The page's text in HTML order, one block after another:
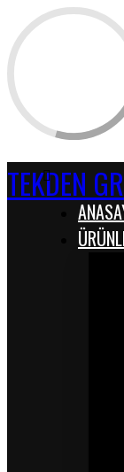
TEKDEN